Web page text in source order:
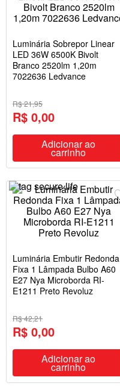
Luminária Sobrepor Linear
LED 36W 6500K Bivolt
Branco 2520lm 1,20m
7022636 Ledvance
R$ 21,95
R$ 0,00
Adicionar ao
carrinho
Luminária Embutir Redonda
Fixa 1 Lâmpada Bulbo A60
E27 Nya Microborda RI-
E1211 Preto Revoluz
R$ 42,21
R$ 0,00
Adicionar ao
carrinho